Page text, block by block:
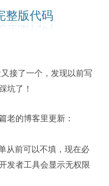
整版代码
接了一个，发现以前写
坑了！
老的博客里更新：
从前可以不填，现在必
发者工具会显示无权限